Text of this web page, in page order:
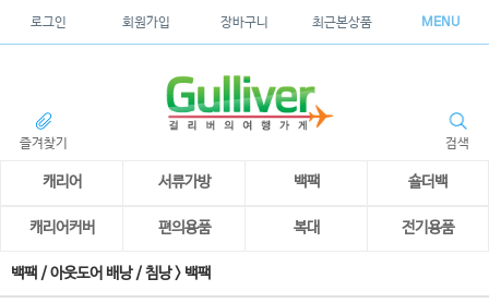
로그인 회원가입 장바구니 최근본상품 MENU
즐겨찾기 검색
캐리어 서류가방 백팩 숄더백
캐리어커버 편의용품 복대 전기용품
백팩 / 아웃도어 배낭 / 침낭> 백팩